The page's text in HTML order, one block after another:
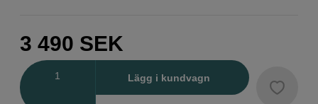
3 490 SEK
Lägg i kundvagn